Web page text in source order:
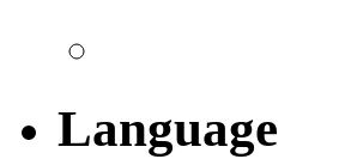
Language